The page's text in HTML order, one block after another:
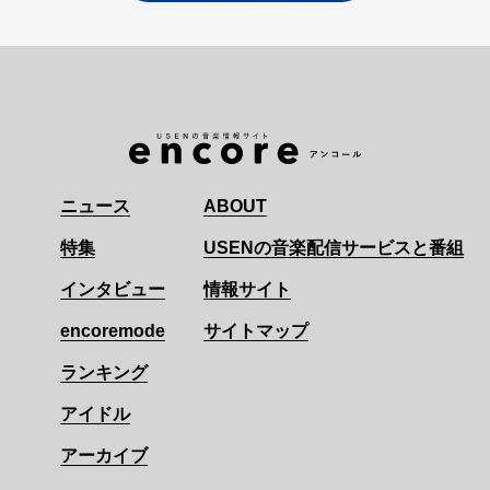
ニュース
特集
インタビュー
encoremode
ランキング
アイドル
アーカイブ
ABOUT
USENの音楽配信サービスと番組
情報サイト
サイトマップ